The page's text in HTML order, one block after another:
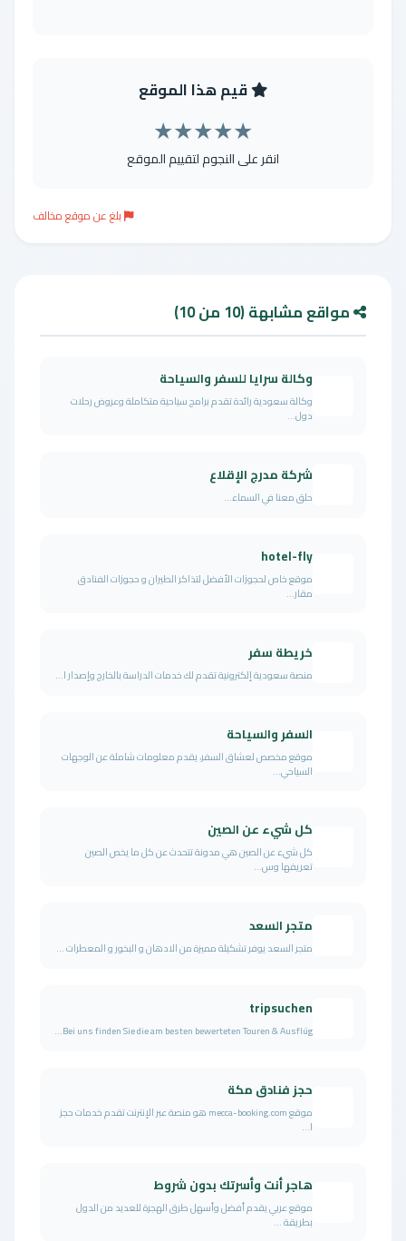
قيم هذا الموقع
★
★
★
★
★
انقر على النجوم لتقييم الموقع
بلغ عن موقع مخالف
مواقع مشابهة (10 من 10)
وكالة سرايا للسفر والسياحة
وكالة سعودية رائدة تقدم برامج سياحية متكاملة وعروض رحلات
دول...
شركة مدرج الإقلاع
حلق معنا في السماء...
hotel-fly
موقع خاص لحجوزات الأفضل لتذاكر الطيران و حجوزات الفنادق
مقار...
خريطة سفر
منصة سعودية إلكترونية تقدم لك خدمات الدراسة بالخارج وإصدار ا...
السفر والسياحة
موقع مخصص لعشاق السفر، يقدم معلومات شاملة عن الوجهات
السياحي...
كل شيء عن الصين
كل شيء عن الصين هي مدونة تتحدث عن كل ما يخص الصين
تعريفها وس...
متجر السعد
متجر السعد يوفر تشكيلة مميزة من الادهان و البخور و المعطرات ...
tripsuchen
Bei uns finden Sie die am besten bewerteten Touren & Ausflüg...
حجز فنادق مكة
موقع mecca-booking.com هو منصة عبر الإنترنت تقدم خدمات حجز
ا...
هاجر أنت وأسرتك بدون شروط
موقع عربي يقدم أفضل وأسهل طرق الهجرة للعديد من الدول
بطريقة ...